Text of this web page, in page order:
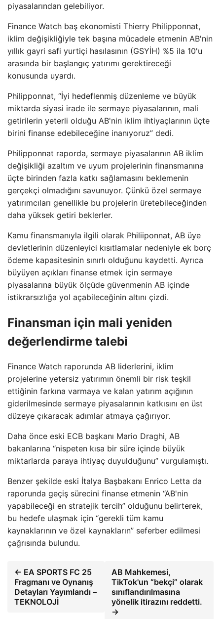
piyasalarından gelebiliyor.
Finance Watch baş ekonomisti Thierry Philipponnat,
iklim değişikliğiyle tek başına mücadele etmenin AB'nin
yıllık gayri safi yurtiçi hasılasının (GSYİH) %5 ila 10'u
arasında bir başlangıç ​​yatırımı gerektireceği
konusunda uyardı.
Philipponnat, “İyi hedeflenmiş düzenleme ve büyük
miktarda siyasi irade ile sermaye piyasalarının, mali
getirilerin yeterli olduğu AB'nin iklim ihtiyaçlarının üçte
birini finanse edebileceğine inanıyoruz” dedi.
Philipponnat raporda, sermaye piyasalarının AB iklim
değişikliği azaltım ve uyum projelerinin finansmanına
üçte birinden fazla katkı sağlamasını beklemenin
gerçekçi olmadığını savunuyor. Çünkü özel sermaye
yatırımcıları genellikle bu projelerin üretebileceğinden
daha yüksek getiri beklerler.
Kamu finansmanıyla ilgili olarak Philiiponnat, AB üye
devletlerinin düzenleyici kısıtlamalar nedeniyle ek borç
ödeme kapasitesinin sınırlı olduğunu kaydetti. Ayrıca
büyüyen açıkları finanse etmek için sermaye
piyasalarına büyük ölçüde güvenmenin AB içinde
istikrarsızlığa yol açabileceğinin altını çizdi.
Finansman için mali yeniden
değerlendirme talebi
Finance Watch raporunda AB liderlerini, iklim
projelerine yetersiz yatırımın önemli bir risk teşkil
ettiğinin farkına varmaya ve kalan yatırım açığının
giderilmesinde sermaye piyasalarının katkısını en üst
düzeye çıkaracak adımlar atmaya çağırıyor.
Daha önce eski ECB başkanı Mario Draghi, AB
bakanlarına “nispeten kısa bir süre içinde büyük
miktarlarda paraya ihtiyaç duyulduğunu” vurgulamıştı.
Benzer şekilde eski İtalya Başbakanı Enrico Letta da
raporunda geçiş sürecini finanse etmenin “AB'nin
yapabileceği en stratejik tercih” olduğunu belirterek,
bu hedefe ulaşmak için “gerekli tüm kamu
kaynaklarının ve özel kaynakların” seferber edilmesi
çağrısında bulundu.
← EA SPORTS FC 25
Fragmanı ve Oynanış
Detayları Yayımlandı –
TEKNOLOJİ
AB Mahkemesi,
TikTok'un “bekçi” olarak
sınıflandırılmasına
yönelik itirazını reddetti.
→